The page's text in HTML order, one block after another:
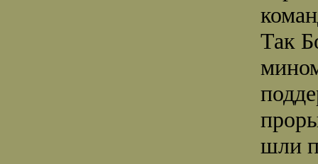
Так
шли